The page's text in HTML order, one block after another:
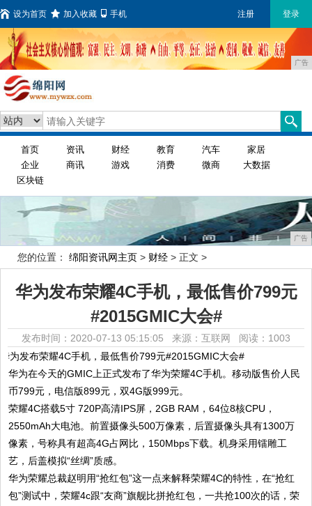
设为首页 加入收藏 手机 注册 登录
广告
首页 资讯 财经 教育 汽车
家居
企业
商讯 游戏 消费 微商
大数据
区块链
广告
您的位置： 绵阳资讯网主页 > 财经 > 正文 >
华为发布荣耀4C手机，最低售价799元
#2015GMIC大会#
发布时间：2020-07-13 05:15:05 来源：互联网 阅读：1003
华为在今天的GMIC上正式发布了华为荣耀4C手机。移动版售价人民
币799元，电信版899元，双4G版999元。
荣耀4C搭载5寸 720P高清IPS屏，2GB RAM，64位8核CPU，
2550mAh大电池。前置摄像头500万像素，后置摄像头具有1300万
像素，号称具有超高4G占网比，150Mbps下载。机身采用镭雕工
艺，后盖模拟“丝绸”质感。
华为荣耀总裁赵明用“抢红包”这一点来解释荣耀4C的特性，在“抢红
包”测试中，荣耀4c跟“友商”旗舰比拼抢红包，一共抢100次的话，荣